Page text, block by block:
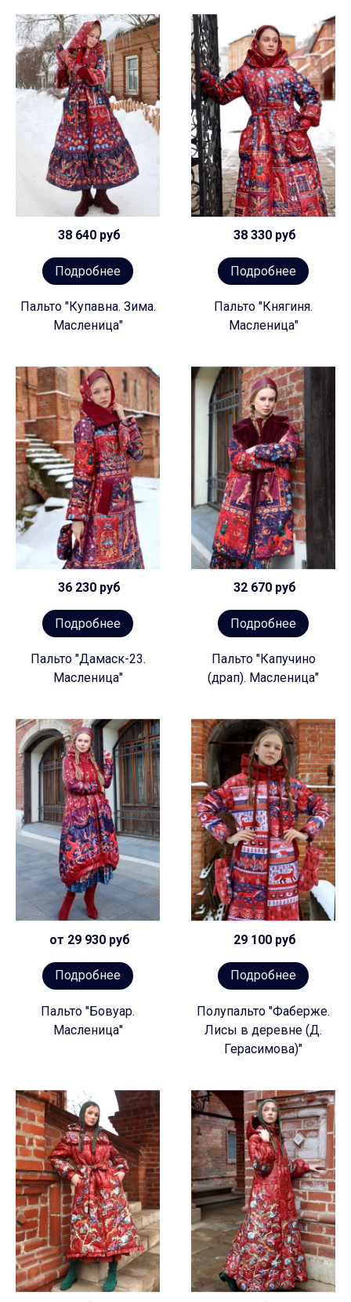
38 640 руб
Подробнее
Пальто "Купавна. Зима.
Масленица"
38 330 руб
Подробнее
Пальто "Княгиня.
Масленица"
36 230 руб
Подробнее
Пальто "Дамаск-23.
Масленица"
32 670 руб
Подробнее
Пальто "Капучино
(драп). Масленица"
от 29 930 руб
Подробнее
Пальто "Бовуар.
Масленица"
29 100 руб
Подробнее
Полупальто "Фаберже.
Лисы в деревне (Д.
Герасимова)"